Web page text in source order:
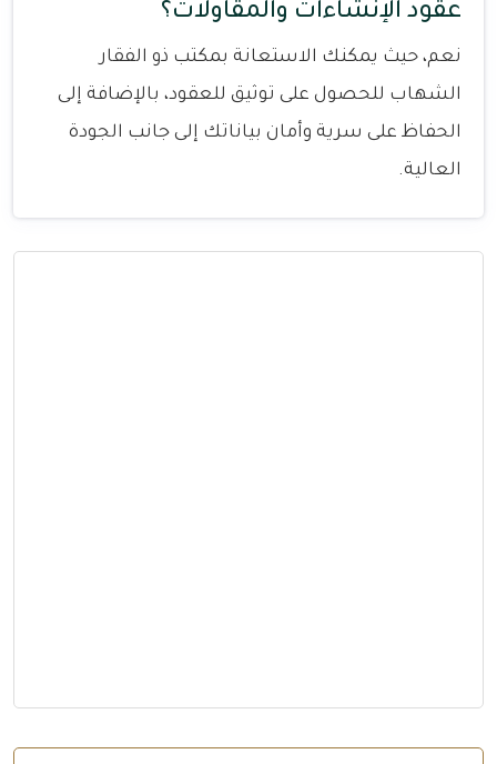
عقود الإنشاءات والمقاولات؟
نعم، حيث يمكنك الاستعانة بمكتب ذو الفقار
الشهاب للحصول على توثيق للعقود، بالإضافة إلى
الحفاظ على سرية وأمان بياناتك إلى جانب الجودة
العالية.